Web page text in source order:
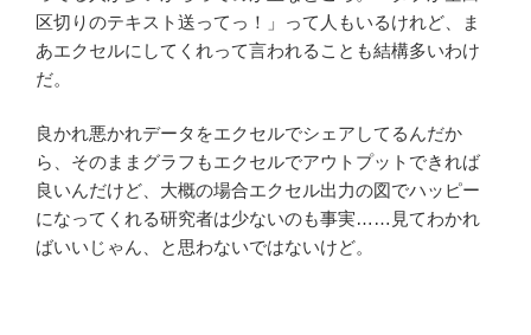
区切りのテキスト送ってっ！」って人もいるけれど、ま
あエクセルにしてくれって言われることも結構多いわけ
だ。
良かれ悪かれデータをエクセルでシェアしてるんだか
ら、そのままグラフもエクセルでアウトプットできれば
良いんだけど、大概の場合エクセル出力の図でハッピー
になってくれる研究者は少ないのも事実……見てわかれ
ばいいじゃん、と思わないではないけど。